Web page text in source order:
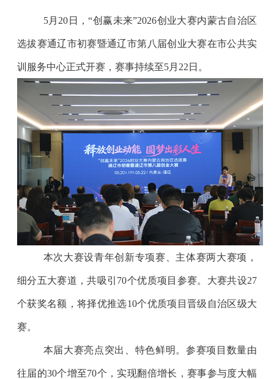
5月20日，“创赢未来”2026创业大赛内蒙古自治区
选拔赛通辽市初赛暨通辽市第八届创业大赛在市公共实
训服务中心正式开赛，赛事持续至5月22日。
本次大赛设青年创新专项赛、主体赛两大赛项，
细分五大赛道，共吸引 70个优质项目参赛。大赛共设27
个获奖名额，将择优推选10个优质项目晋级自治区级大
赛。
本届大赛亮点突出、特色鲜明。参赛项目数量由
往届的30个增至70个，实现翻倍增长，赛事参与度大幅